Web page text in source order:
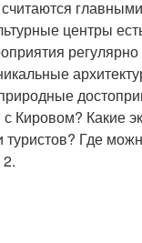
центры
регулярно
Кировом? Какие
Где